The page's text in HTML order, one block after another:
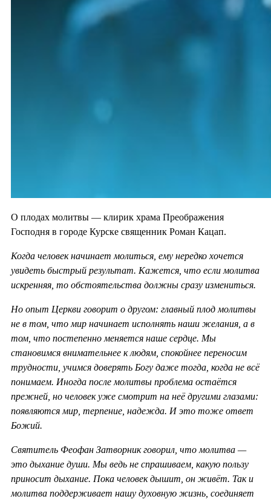
О плодах молитвы — клирик храма Преображения
Господня в городе Курске священник Роман Кацап.
Когда человек начинает молиться, ему нередко хочется
увидеть быстрый результат. Кажется, что если молитва
искренняя, то обстоятельства должны сразу измениться.
Но опыт Церкви говорит о другом: главный плод молитвы
не в том, что мир начинает исполнять наши желания, а в
том, что постепенно меняется наше сердце. Мы
становимся внимательнее к людям, спокойнее переносим
трудности, учимся доверять Богу даже тогда, когда не всё
понимаем. Иногда после молитвы проблема остаётся
прежней, но человек уже смотрит на неё другими глазами:
появляются мир, терпение, надежда. И это тоже ответ
Божий.
Святитель Феофан Затворник говорил, что молитва —
это дыхание души. Мы ведь не спрашиваем, какую пользу
приносит дыхание. Пока человек дышит, он живёт. Так и
молитва поддерживает нашу духовную жизнь, соединяет